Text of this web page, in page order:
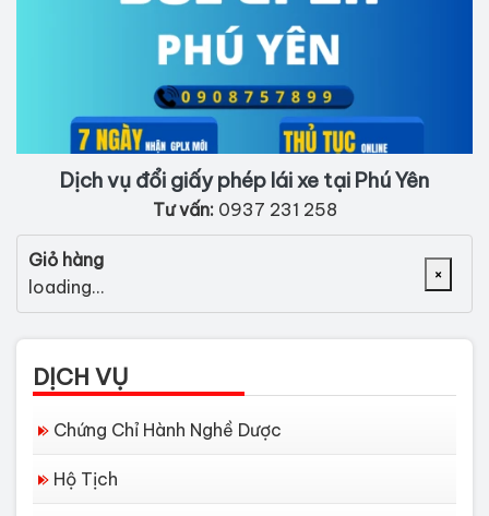
Dịch vụ đổi giấy phép lái xe tại Phú Yên
Tư vấn: 0937 231 258
×
Giỏ hàng
loading...
DỊCH VỤ
Chứng Chỉ Hành Nghề Dược
Hộ Tịch